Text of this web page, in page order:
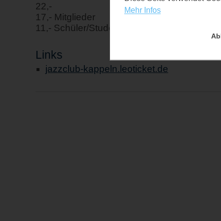
22,-
17,- Mitglieder
11,- Schüler/Studenten
Links
jazzclub-kappeln.leoticket.de
Mehr Infos